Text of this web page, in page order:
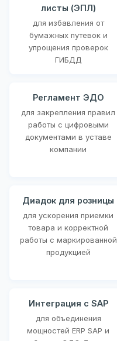
листы (ЭПЛ)
для избавления от
бумажных путевок и
упрощения проверок
ГИБДД
Регламент ЭДО
для закрепления правил
работы с цифровыми
документами в уставе
компании
Диадок для розницы
для ускорения приемки
товара и корректной
работы с маркированной
продукцией
Интеграция с SAP
для объединения
мощностей ERP SAP и